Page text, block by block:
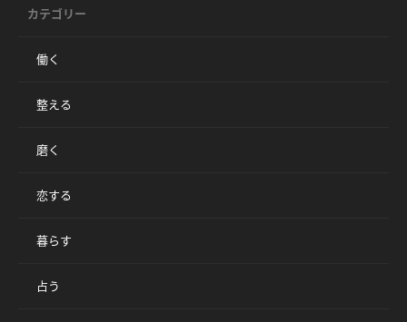
カテゴリー
働く
整える
磨く
恋する
暮らす
占う